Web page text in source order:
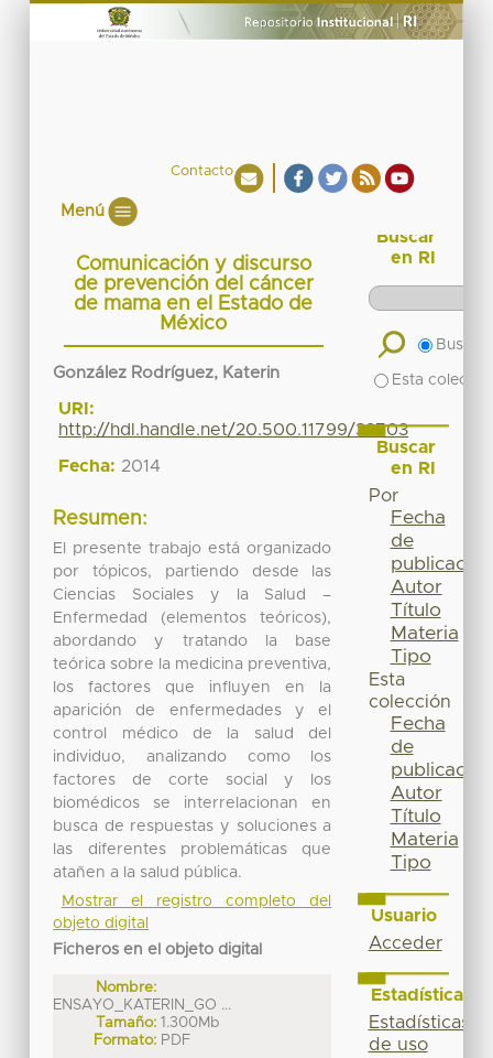
Contacto
Menú
Comunicación y discurso
de prevención del cáncer
de mama en el Estado de
México
González Rodríguez, Katerin
URI:
http://hdl.handle.net/20.500.11799/32703
Fecha: 2014
Resumen:
El presente trabajo está organizado
por tópicos, partiendo desde las
Ciencias Sociales y la Salud –
Enfermedad (elementos teóricos),
abordando y tratando la base
teórica sobre la medicina preventiva,
los factores que influyen en la
aparición de enfermedades y el
control médico de la salud del
individuo, analizando como los
factores de corte social y los
biomédicos se interrelacionan en
busca de respuestas y soluciones a
las diferentes problemáticas que
atañen a la salud pública.
Mostrar el registro completo del
objeto digital
Ficheros en el objeto digital
Nombre:
ENSAYO_KATERIN_GO ...
Tamaño: 1.300Mb
Formato: PDF
Buscar
en RI
Buscar
Esta
Buscar
en RI
Por
Fecha
de
publicación
Autor
Título
Materia
Tipo
Esta
colección
Fecha
de
publicación
Autor
Título
Materia
Tipo
Usuario
Acceder
Estadísticas
Estadísticas
de uso